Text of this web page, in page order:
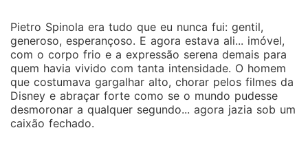
Pietro Spinola era tudo que eu nunca fui: gentil,
generoso, esperançoso. E agora estava ali... imóvel,
com o corpo frio e a expressão serena demais para
quem havia vivido com tanta intensidade. O homem
que costumava gargalhar alto, chorar pelos filmes da
Disney e abraçar forte como se o mundo pudesse
desmoronar a qualquer segundo... agora jazia sob um
caixão fechado.